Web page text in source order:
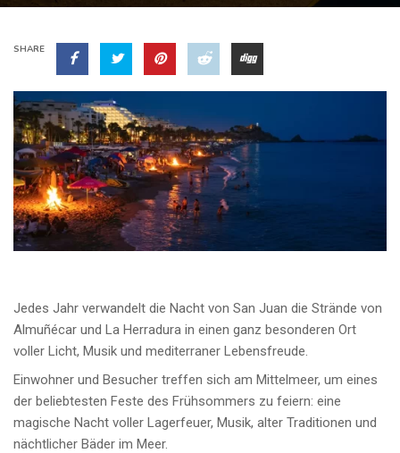
SHARE
Jedes Jahr verwandelt die Nacht von San Juan die Strände von
Almuñécar und La Herradura in einen ganz besonderen Ort
voller Licht, Musik und mediterraner Lebensfreude.
Einwohner und Besucher treffen sich am Mittelmeer, um eines
der beliebtesten Feste des Frühsommers zu feiern: eine
magische Nacht voller Lagerfeuer, Musik, alter Traditionen und
nächtlicher Bäder im Meer.